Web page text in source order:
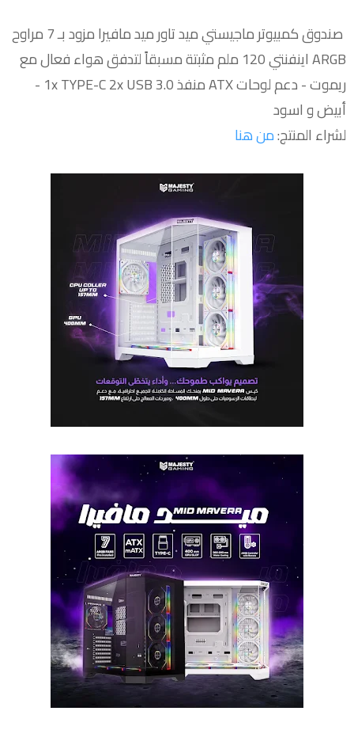
صندوق كمبيوتر ماجيستي ميد تاور ميد مافيرا مزود بـ 7 مراوح
ARGB اينفنتي 120 ملم مثبتة مسبقاً لتدفق هواء فعال مع
ريموت - دعم لوحات ATX منفذ 1x TYPE-C 2x USB 3.0 -
أبيض و اسود
لشراء المنتج:من هنا